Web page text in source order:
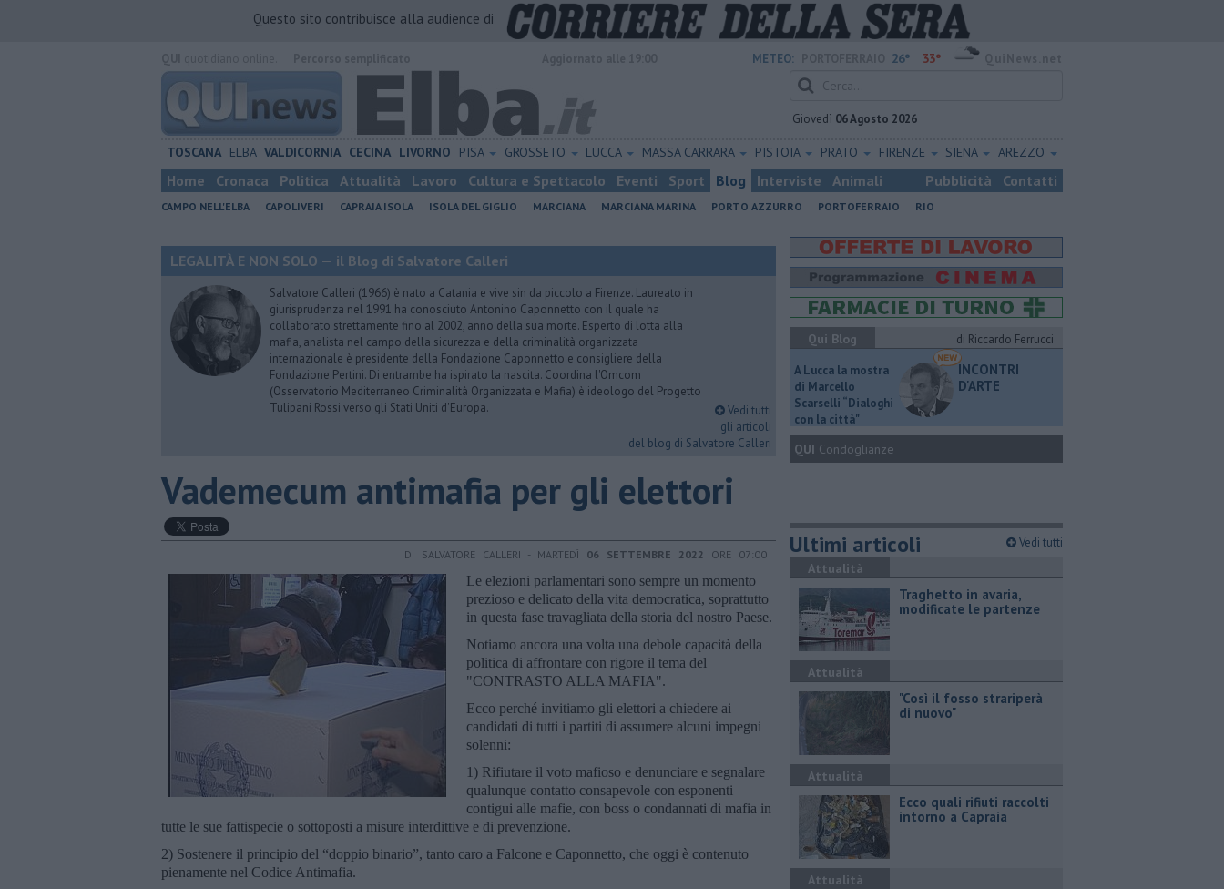
Questo sito contribuisce alla audience di
METEO: 26° 33°
Giovedì 06 Agosto 2026
TOSCANA ELBA VALDICORNIA CECINA LIVORNO PISA GROSSETO LUCCA MASSA CARRARA PISTOIA PRATO FIRENZE SIENA AREZZO
Home Cronaca Politica Attualità Lavoro Cultura e Spettacolo Eventi Sport Blog Interviste Animali Pubblicità Contatti
CAMPO NELL'ELBA CAPOLIVERI CAPRAIA ISOLA ISOLA DEL GIGLIO MARCIANA MARCIANA MARINA PORTO AZZURRO PORTOFERRAIO RIO
LEGALITÀ E NON SOLO — il Blog di Salvatore Calleri
Salvatore Calleri (1966) è nato a Catania e vive sin da piccolo a Firenze. Laureato in
giurisprudenza nel 1991 ha conosciuto Antonino Caponnetto con il quale ha
collaborato strettamente fino al 2002, anno della sua morte. Esperto di lotta alla
mafia, analista nel campo della sicurezza e della criminalità organizzata
internazionale è presidente della Fondazione Caponnetto e consigliere della
Fondazione Pertini. Di entrambe ha ispirato la nascita. Coordina l'Omcom
(Osservatorio Mediterraneo Criminalità Organizzata e Mafia) è ideologo del Progetto
Tulipani Rossi verso gli Stati Uniti d'Europa.
Vedi tutti
gli articoli
del blog di Salvatore Calleri
Vademecum antimafia per gli elettori
DI SALVATORE CALLERI - MARTEDÌ 06 SETTEMBRE 2022 ORE 07:00
Le elezioni parlamentari sono sempre un momento
prezioso e delicato della vita democratica, soprattutto
in questa fase travagliata della storia del nostro Paese.
Notiamo ancora una volta una debole capacità della
politica di affrontare con rigore il tema del
"CONTRASTO ALLA MAFIA".
Ecco perché invitiamo gli elettori a chiedere ai
candidati di tutti i partiti di assumere alcuni impegni
solenni:
1) Rifiutare il voto mafioso e denunciare e segnalare
qualunque contatto consapevole con esponenti
contigui alle mafie, con boss o condannati di mafia in
tutte le sue fattispecie o sottoposti a misure interdittive e di prevenzione.
2) Sostenere il principio del “doppio binario”, tanto caro a Falcone e Caponnetto, che oggi è contenuto
pienamente nel Codice Antimafia.
Qui Blog
di Riccardo Ferrucci
A Lucca la mostra
di Marcello
Scarselli “Dialoghi
con la città"
INCONTRI
D'ARTE
QUI Condoglianze
Ultimi articoli Vedi tutti
Attualità
Traghetto in avaria,
modificate le partenze
Attualità
"Così il fosso strariperà
di nuovo"
Attualità
Ecco quali rifiuti raccolti
intorno a Capraia
Attualità